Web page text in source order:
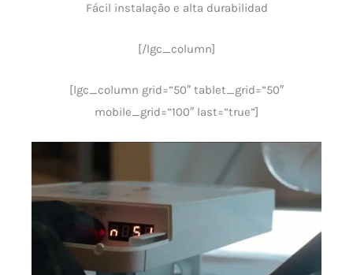
Fácil instalação e alta durabilidad
[/lgc_column]
[lgc_column grid=”50″ tablet_grid=”50″
mobile_grid=”100″ last=”true”]